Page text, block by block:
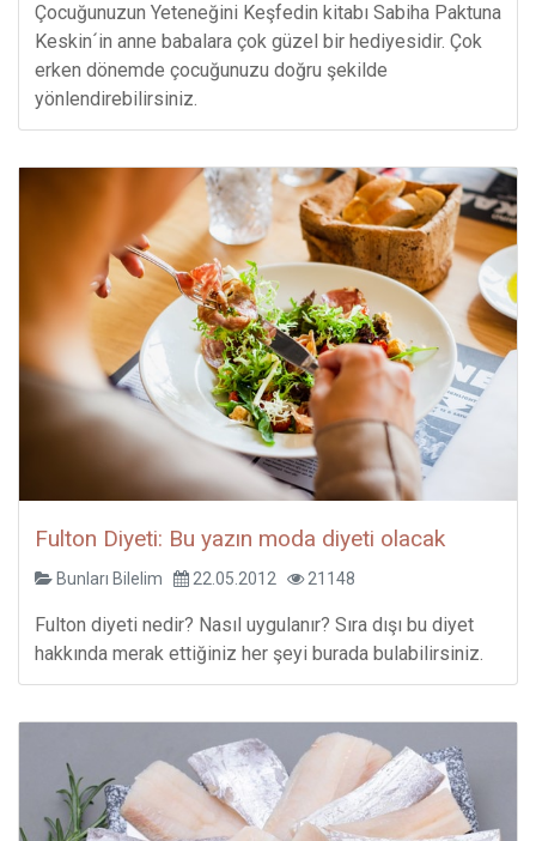
Çocuğunuzun Yeteneğini Keşfedin kitabı Sabiha Paktuna
Keskin´in anne babalara çok güzel bir hediyesidir. Çok
erken dönemde çocuğunuzu doğru şekilde
yönlendirebilirsiniz.
Fulton Diyeti: Bu yazın moda diyeti olacak
Bunları Bilelim 22.05.2012 21148
Fulton diyeti nedir? Nasıl uygulanır? Sıra dışı bu diyet
hakkında merak ettiğiniz her şeyi burada bulabilirsiniz.